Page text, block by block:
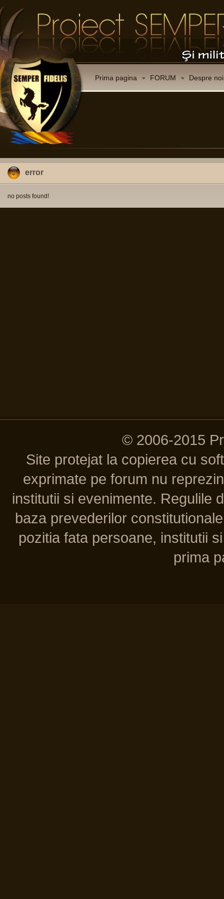
Prima pagina FORUM Despre noi
error
no posts found!
© 2006-2015
Site protejat la copierea cu
exprimate pe forum nu
institutii si evenimente. Regulile
baza prevederilor
pozitia fata persoane, institutii
prima